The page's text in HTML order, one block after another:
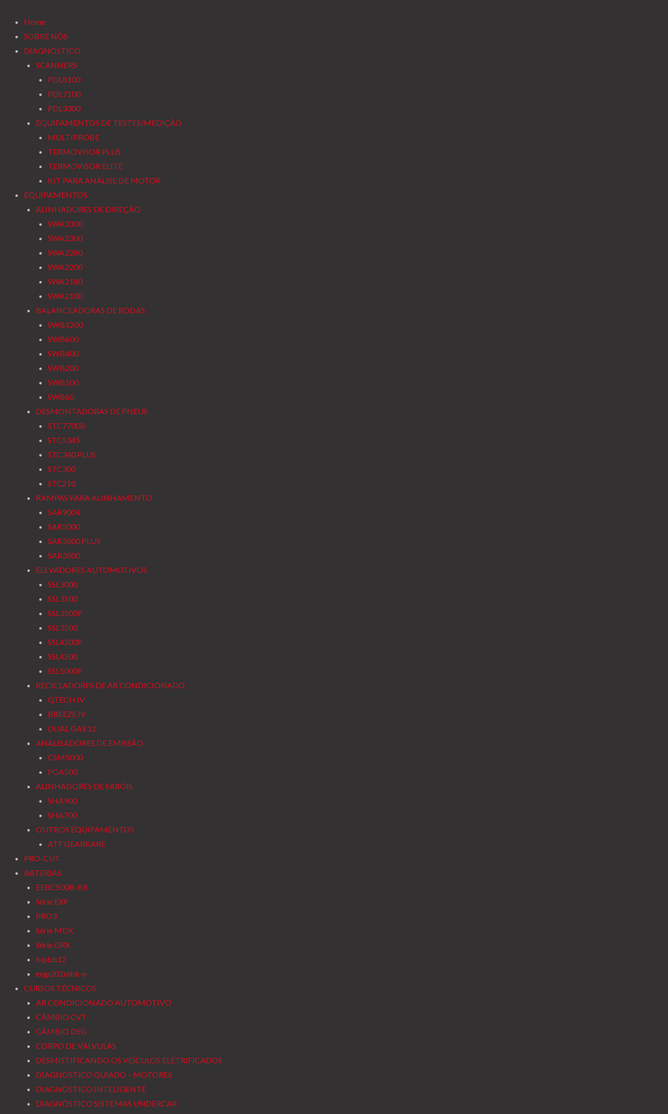
conteúdo
Home
SOBRE NÓS
DIAGNÓSTICO
SCANNERS
PDL8100
PDL7100
PDL3300
EQUIPAMENTOS DE TESTES/MEDIÇÃO
MULTIPROBE
TERMOVISOR PLUS
TERMOVISOR ELITE
KIT PARA ANÁLISE DE MOTOR
EQUIPAMENTOS
ALINHADORES DE DIREÇÃO
SWA3300
SWA2300
SWA2280
SWA2200
SWA2180
SWA2100
BALANCEADORAS DE RODAS
SWB1200
SWB600
SWB400
SWB200
SWB100
SWB60
DESMONTADORAS DE PNEUS
STC7700B
STC5345
STC340 PLUS
STC300
STC210
RAMPAS PARA ALINHAMENTO
SAR9004
SAR5000
SAR3500 PLUS
SAR3500
ELEVADORES AUTOMOTIVOS
SSL3000
SSL3100
SSL3500P
SSL3500
SSL4200P
SSL4200
SSL5000P
RECICLADORES DE AR CONDICIONADO
QTECH IV
BREEZE IV
DUAL GAS 12
ANALISADORES DE EMISSÃO
CSM5000
PGA500
ALINHADORES DE FARÓIS
SHA900
SHA700
OUTROS EQUIPAMENTOS
ATF GEARKARE
PRO-CUT
BATERIAS
EEBC500B-BR
Série EXP
PRO3
Série MDX
Série GRX
blpbb12
eejp201mbk-e
CURSOS TÉCNICOS
AR CONDICIONADO AUTOMOTIVO
CÂMBIO CVT
CÂMBIO DSG
CORPO DE VÁLVULAS
DESMISTIFICANDO OS VEÍCULOS ELETRIFICADOS
DIAGNÓSTICO GUIADO – MOTORES
DIAGNÓSTICO INTELIGENTE
DIAGNÓSTICO SISTEMAS UNDERCAR